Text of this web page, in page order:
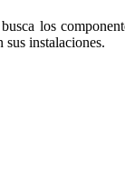
los
sus instalaciones.